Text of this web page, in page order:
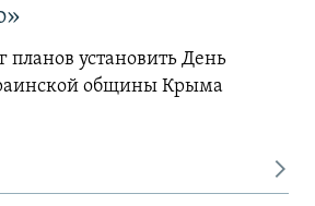
планов установить День
общины Крыма